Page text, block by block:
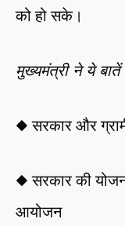
को हो सके।
मुख्यमंत्री ने ये बातें
◆ सरकार और
◆ सरकार की
आयोजन